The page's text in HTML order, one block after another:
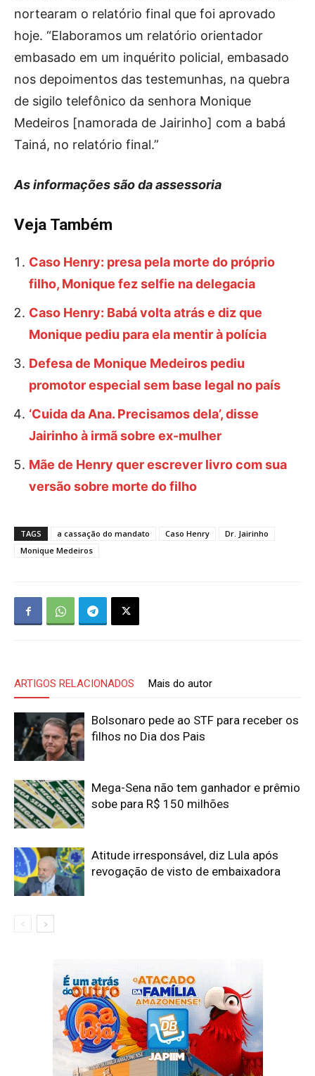
nortearam o relatório final que foi aprovado
hoje. “Elaboramos um relatório orientador
embasado em um inquérito policial, embasado
nos depoimentos das testemunhas, na quebra
de sigilo telefônico da senhora Monique
Medeiros [namorada de Jairinho] com a babá
Tainá, no relatório final.”
As informações são da assessoria
Veja Também
Caso Henry: presa pela morte do próprio
filho, Monique fez selfie na delegacia
Caso Henry: Babá volta atrás e diz que
Monique pediu para ela mentir à polícia
Defesa de Monique Medeiros pediu
promotor especial sem base legal no país
‘Cuida da Ana. Precisamos dela’, disse
Jairinho à irmã sobre ex-mulher
Mãe de Henry quer escrever livro com sua
versão sobre morte do filho
TAGS a cassação do mandato Caso Henry
Dr. Jairinho
Monique Medeiros
ARTIGOS RELACIONADOS Mais do autor
Bolsonaro pede ao STF para receber os
filhos no Dia dos Pais
Mega-Sena não tem ganhador e prêmio
sobe para R$ 150 milhões
Atitude irresponsável, diz Lula após
revogação de visto de embaixadora